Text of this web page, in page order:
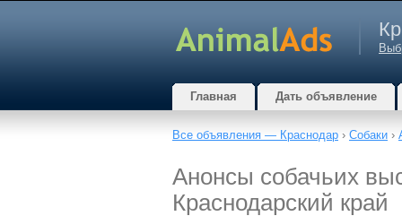
Главная Дать объявление
Все объявления — Краснодар › Собаки ›
Анонсы собачьих
Краснодарский край